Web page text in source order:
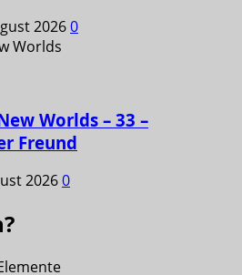
20260
Worlds – 33 –
Freund
20260